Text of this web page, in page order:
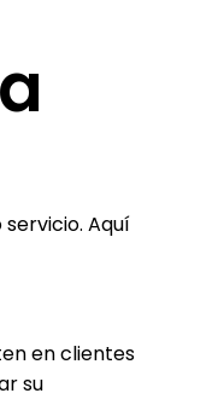
Aquí
en clientes
su